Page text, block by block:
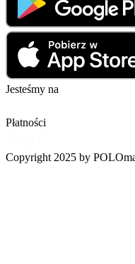
Jesteśmy na
Płatności
Copyright 2025 by